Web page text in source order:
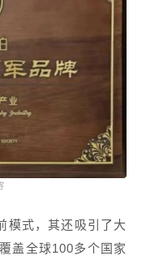
模式，其还吸引了大
盖全球100多个国家